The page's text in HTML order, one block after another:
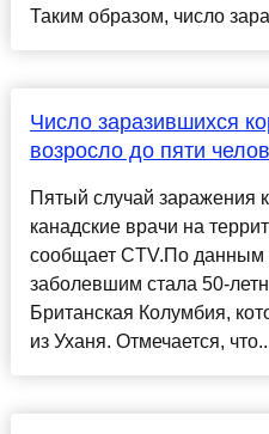
Таким образом, число
Число заразившихся
возросло до пяти
Пятый случай заражения
канадские врачи на
сообщает СTV.По данным
заболевшим стала 50-
Британская Колумбия,
из Уханя. Отмечается,